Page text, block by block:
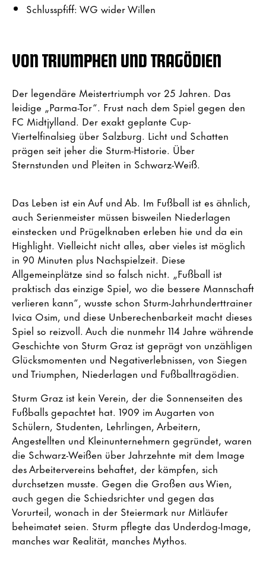
Schlusspfiff: WG wider Willen
VON TRIUMPHEN UND TRAGÖDIEN
Der legendäre Meistertriumph vor 25 Jahren. Das
leidige „Parma-Tor“. Frust nach dem Spiel gegen den
FC Midtjylland. Der exakt geplante Cup-
Viertelfinalsieg über Salzburg. Licht und Schatten
prägen seit jeher die Sturm-Historie. Über
Sternstunden und Pleiten in Schwarz-Weiß.
Das Leben ist ein Auf und Ab. Im Fußball ist es ähnlich,
auch Serienmeister müssen bisweilen Niederlagen
einstecken und Prügelknaben erleben hie und da ein
Highlight. Vielleicht nicht alles, aber vieles ist möglich
in 90 Minuten plus Nachspielzeit. Diese
Allgemeinplätze sind so falsch nicht. „Fußball ist
praktisch das einzige Spiel, wo die bessere Mannschaft
verlieren kann“, wusste schon Sturm-Jahrhunderttrainer
Ivica Osim, und diese Unberechenbarkeit macht dieses
Spiel so reizvoll. Auch die nunmehr 114 Jahre währende
Geschichte von Sturm Graz ist geprägt von unzähligen
Glücksmomenten und Negativerlebnissen, von Siegen
und Triumphen, Niederlagen und Fußballtragödien.
Sturm Graz ist kein Verein, der die Sonnenseiten des
Fußballs gepachtet hat. 1909 im Augarten von
Schülern, Studenten, Lehrlingen, Arbeitern,
Angestellten und Kleinunternehmern gegründet, waren
die Schwarz-Weißen über Jahrzehnte mit dem Image
des Arbeitervereins behaftet, der kämpfen, sich
durchsetzen musste. Gegen die Großen aus Wien,
auch gegen die Schiedsrichter und gegen das
Vorurteil, wonach in der Steiermark nur Mitläufer
beheimatet seien. Sturm pflegte das Underdog-Image,
manches war Realität, manches Mythos.